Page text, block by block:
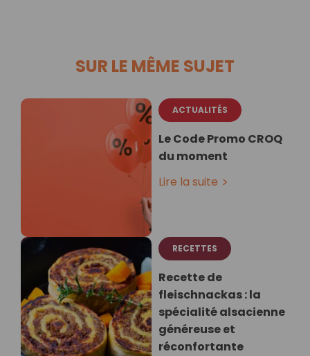
SUR LE MÊME SUJET
ACTUALITÉS
Le Code Promo CROQ
du moment
Lire la suite
RECETTES
Recette de
fleischnackas : la
spécialité alsacienne
généreuse et
réconfortante